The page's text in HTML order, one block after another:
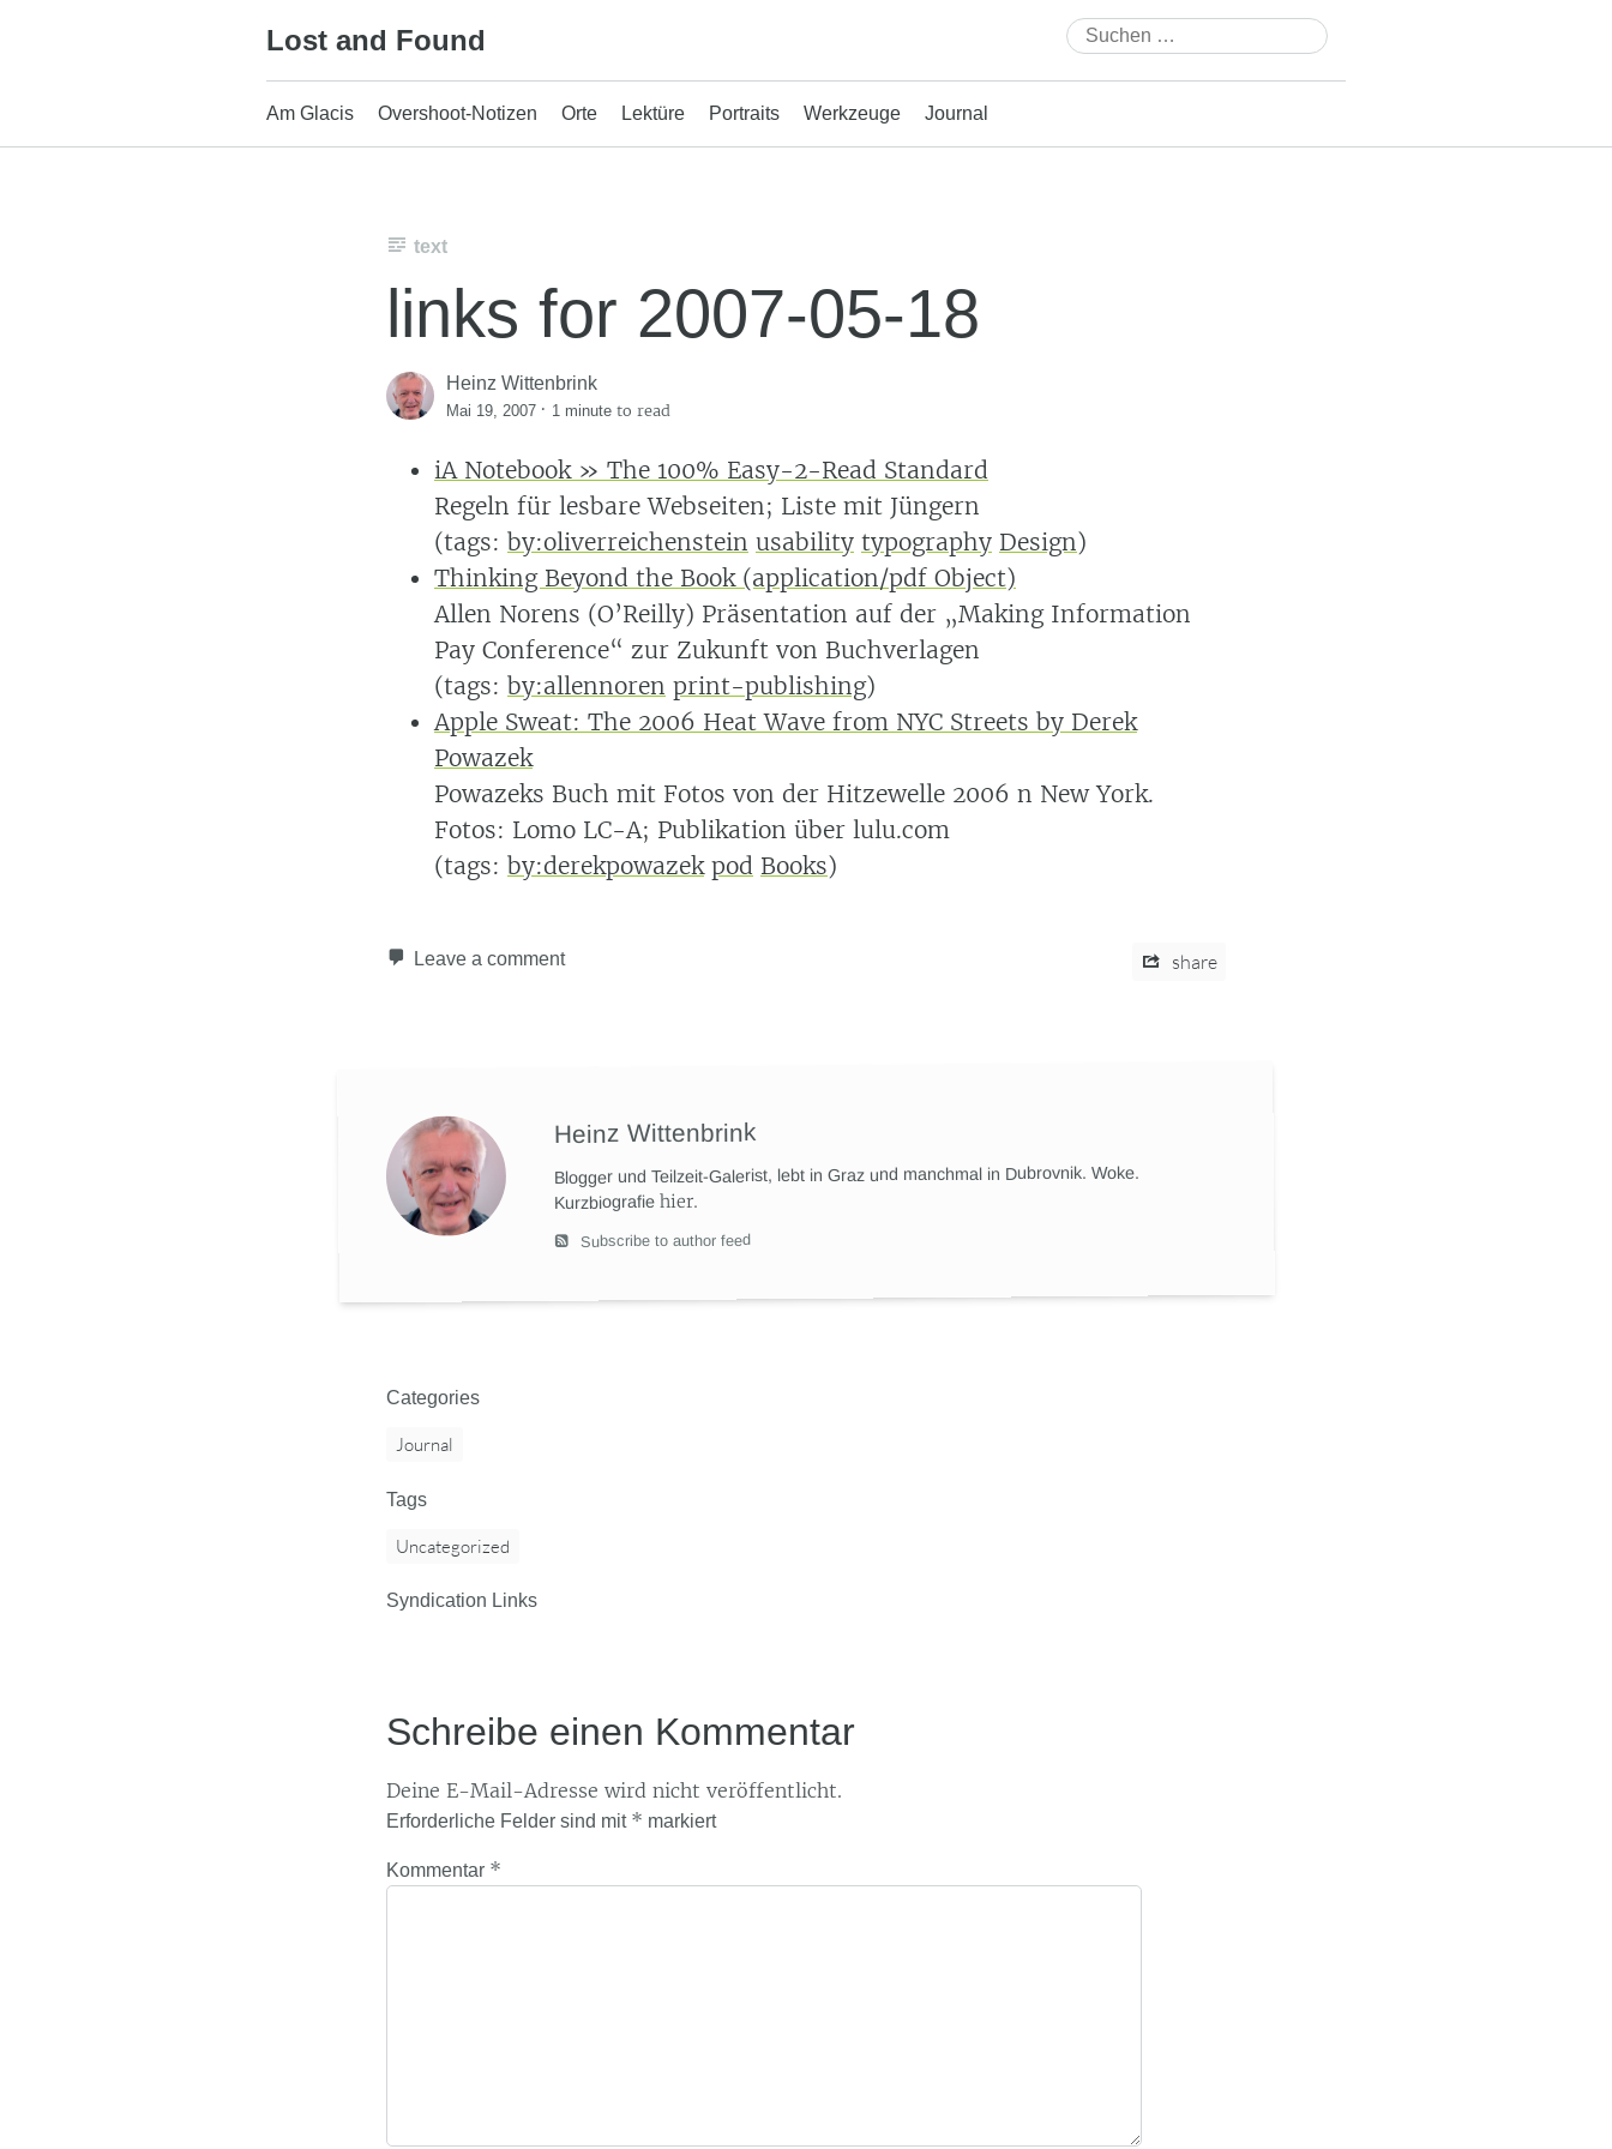
Lost and Found
Suchen
nach:
Am Glacis Overshoot-Notizen Orte Lektüre Portraits Werkzeuge Journal
text
links for 2007-05-18
Heinz Wittenbrink
Mai 19, 2007 · 1 minute to read
iA Notebook » The 100% Easy-2-Read Standard
Regeln für lesbare Webseiten; Liste mit Jüngern
(tags: by:oliverreichenstein usability typography Design)
Thinking Beyond the Book (application/pdf Object)
Allen Norens (O’Reilly) Präsentation auf der „Making Information
Pay Conference“ zur Zukunft von Buchverlagen
(tags: by:allennoren print-publishing)
Apple Sweat: The 2006 Heat Wave from NYC Streets by Derek
Powazek
Powazeks Buch mit Fotos von der Hitzewelle 2006 n New York.
Fotos: Lomo LC-A; Publikation über lulu.com
(tags: by:derekpowazek pod Books)
Leave a comment share
Heinz Wittenbrink
Blogger und Teilzeit-Galerist, lebt in Graz und manchmal in Dubrovnik. Woke.
Kurzbiografiehier.
Subscribe to author feed
Categories
Journal
Tags
Uncategorized
Syndication Links
Schreibe einen Kommentar
Deine E-Mail-Adresse wird nicht veröffentlicht.
Erforderliche Felder sind mit * markiert
Kommentar *